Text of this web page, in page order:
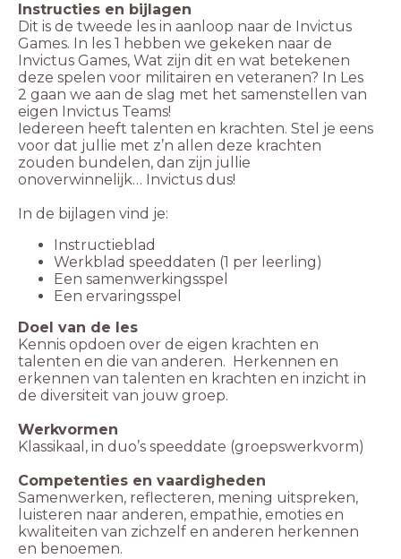
Instructies en bijlagen
Dit is de tweede les in aanloop naar de Invictus
Games. In les 1 hebben we gekeken naar de
Invictus Games, Wat zijn dit en wat betekenen
deze spelen voor militairen en veteranen? In Les
2 gaan we aan de slag met het samenstellen van
eigen Invictus Teams!
Iedereen heeft talenten en krachten. Stel je eens
voor dat jullie met z’n allen deze krachten
zouden bundelen, dan zijn jullie
onoverwinnelijk… Invictus dus!
In de bijlagen vind je:
Instructieblad
Werkblad speeddaten (1 per leerling)
Een samenwerkingsspel
Een ervaringsspel
Doel van de les
Kennis opdoen over de eigen krachten en
talenten en die van anderen. Herkennen en
erkennen van talenten en krachten en inzicht in
de diversiteit van jouw groep.
Werkvormen
Klassikaal, in duo’s speeddate (groepswerkvorm)
Competenties en vaardigheden
Samenwerken, reflecteren, mening uitspreken,
luisteren naar anderen, empathie, emoties en
kwaliteiten van zichzelf en anderen herkennen
en benoemen.